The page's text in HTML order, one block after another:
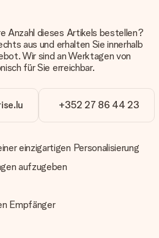
bestellt wird, wird als Paket oder
kontaktiere bitte unseren
bezahlen?
an: Vorauskasse
Sofortüberweisung, Paypal,
über Klarna. Bei einer
meine Erwartungen nicht
Anzahl dieses Artikels bestellen?
aus und erhalten Sie innerhalb
Wir sind an Werktagen von
für Sie erreichbar.
+352 27 86 44 23
einzigartigen Personalisierung
aufzugeben
Empfänger